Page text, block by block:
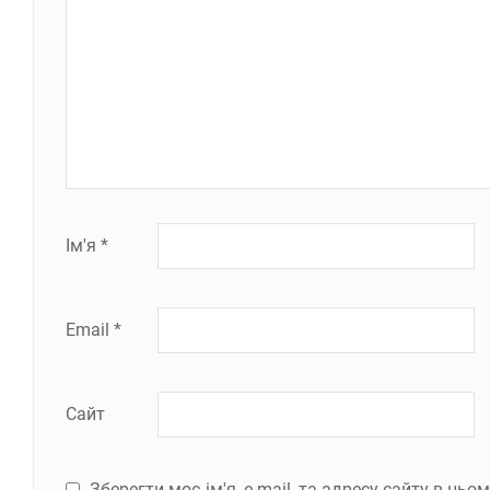
Ім'я *
Email *
Сайт